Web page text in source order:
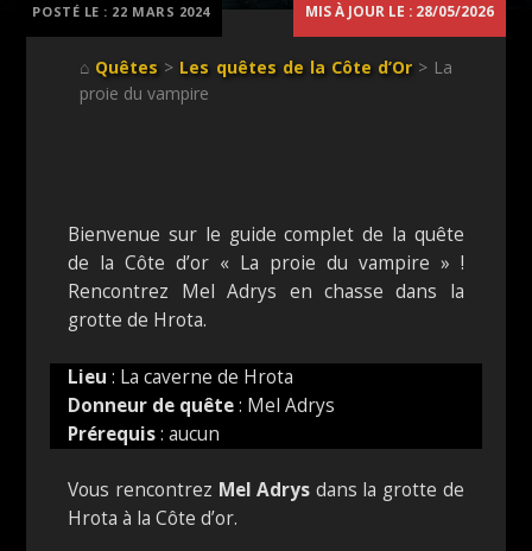
MIS À JOUR LE : 28/05/2026
⌂ Quêtes > Les quêtes de la Côte d’Or> La
proie du vampire
Bienvenue sur le guide complet de la quête
de la Côte d’or « La proie du vampire » !
Rencontrez Mel Adrys en chasse dans la
grotte de Hrota.
Lieu: La caverne de Hrota
Donneur de quête: Mel Adrys
Prérequis: aucun
Vous rencontrez Mel Adrys dans la grotte de
Hrota à la Côte d’or.
POSTÉ LE : 22 MARS 2024